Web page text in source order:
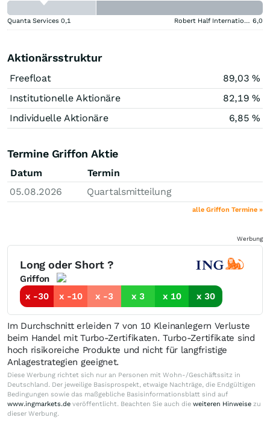
Quanta Services 0,1 Robert Half International 6,0
Aktionärsstruktur
Freefloat
89,03 %
Institutionelle Aktionäre
82,19 %
Individuelle Aktionäre
6,85 %
Termine Griffon Aktie
Datum
Termin
05.08.2026
Quartalsmitteilung
alle Griffon Termine »
Werbung
Long oder Short ?
Griffon
x -30
x -10 x -3 x 3 x 10 x 30
Im Durchschnitt erleiden 7 von 10 Kleinanlegern Verluste
beim Handel mit Turbo-Zertifikaten. Turbo-Zertifikate sind
hoch risikoreiche Produkte und nicht für langfristige
Anlagestrategien geeignet.
Diese Werbung richtet sich nur an Personen mit Wohn-/Geschäftssitz in
Deutschland. Der jeweilige Basisprospekt, etwaige Nachträge, die Endgültigen
Bedingungen sowie das maßgebliche Basisinformationsblatt sind auf
www.ingmarkets.de veröffentlicht. Beachten Sie auch die weiteren Hinweise zu
dieser Werbung.